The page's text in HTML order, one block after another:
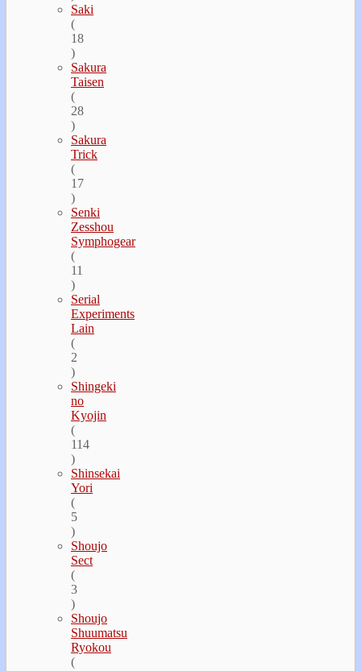
Saki
(
18
)
Sakura
Taisen
(
28
)
Sakura
Trick
(
17
)
Senki
Zesshou
Symphogear
(
11
)
Serial
Experiments
Lain
(
2
)
Shingeki
no
Kyojin
(
114
)
Shinsekai
Yori
(
5
)
Shoujo
Sect
(
3
)
Shoujo
Shuumatsu
Ryokou
(